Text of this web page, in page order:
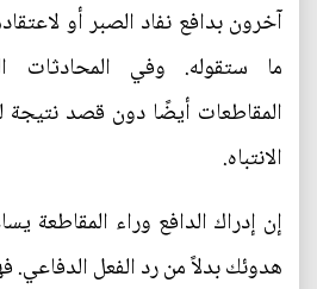
آخرون بدافع نفاد الصبر أو
ما ستقوله. وفي المحادثات
المقاطعات أيضًا دون قصد نتيجة
الانتباه.
إن إدراك الدافع وراء المقاطعة
هدوئك بدلاً من رد الفعل